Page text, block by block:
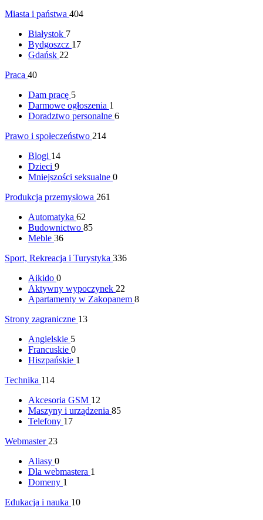
Miasta i państwa 404
Białystok 7
Bydgoszcz 17
Gdańsk 22
Praca 40
Dam pracę 5
Darmowe ogłoszenia 1
Doradztwo personalne 6
Prawo i społeczeństwo 214
Blogi 14
Dzieci 9
Mniejszości seksualne 0
Produkcja przemysłowa 261
Automatyka 62
Budownictwo 85
Meble 36
Sport, Rekreacja i Turystyka 336
Aikido 0
Aktywny wypoczynek 22
Apartamenty w Zakopanem 8
Strony zagraniczne 13
Angielskie 5
Francuskie 0
Hiszpańskie 1
Technika 114
Akcesoria GSM 12
Maszyny i urządzenia 85
Telefony 17
Webmaster 23
Aliasy 0
Dla webmastera 1
Domeny 1
Edukacja i nauka 10